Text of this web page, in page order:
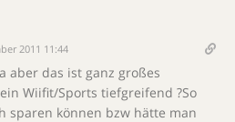
2011 11:44
aber das ist ganz großes
Wiifit/Sports tiefgreifend ?So
sparen können bzw hätte man